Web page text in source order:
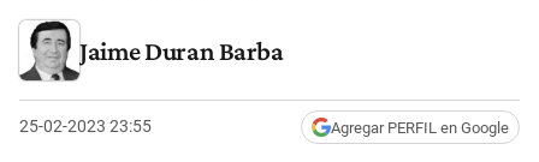
Jaime Duran Barba
25-02-2023 23:55 Agregar PERFIL en Google